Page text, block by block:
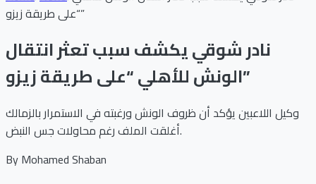
“على طريقة زيزو”
نادر شوقي يكشف سبب تعثر انتقال
الونش للأهلي “على طريقة زيزو”
وكيل اللاعبين يؤكد أن ظروف الونش ورغبته في الاستمرار بالزمالك
أغلقت الملف رغم محاولات جس النبض.
ByMohamed Shaban